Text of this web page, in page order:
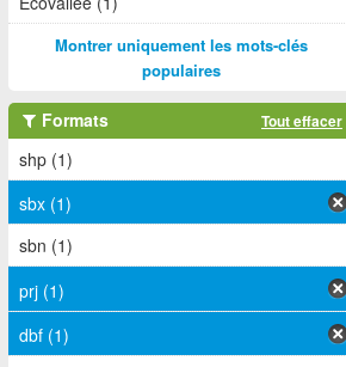
Montrer uniquement les mots-clés
populaires
Formats Tout effacer
shp (1)
sbx (1)
sbn (1)
prj (1)
dbf (1)